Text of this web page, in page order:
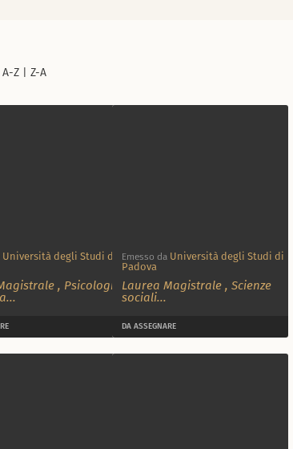
A-Z Z-A
Università degli Studi di
, Psicologia
...
Emesso da Università degli Studi di
Padova
Laurea Magistrale , Scienze
sociali...
DA ASSEGNARE